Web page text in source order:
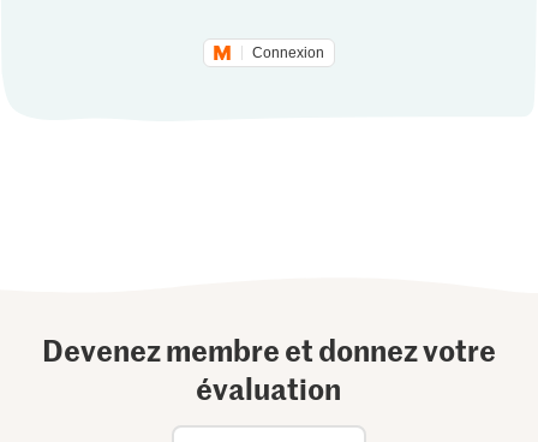
Connexion
Devenez membre et donnez votre
évaluation